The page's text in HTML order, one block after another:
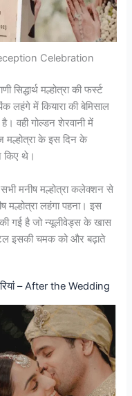
Celebration
मल्होत्रा की फर्स्ट
लहंगे में कियारा की बेमिसाल
वही गोल्डन शेरवानी में
मल्होत्रा के इस दिन के
किए थे।
मनीष मल्होत्रा कलेक्शन से
मल्होत्रा लहंगा पहना। इस
की गई है जो न्यूलीवेड्स के खास
इसकी चमक को और बढ़ाते
– After the Wedding